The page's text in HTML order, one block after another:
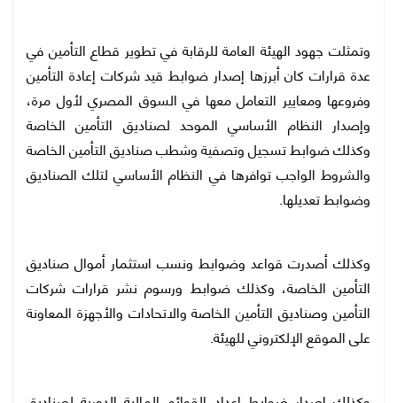
وتمثلت جهود الهيئة العامة للرقابة في تطوير قطاع التأمين في
عدة قرارات كان أبرزها إصدار ضوابط قيد شركات إعادة التأمين
وفروعها ومعايير التعامل معها في السوق المصري لأول مرة،
وإصدار النظام الأساسي الموحد لصناديق التأمين الخاصة
وكذلك ضوابط تسجيل وتصفية وشطب صناديق التأمين الخاصة
والشروط الواجب توافرها في النظام الأساسي لتلك الصناديق
وضوابط تعديلها.
وكذلك أصدرت قواعد وضوابط ونسب استثمار أموال صناديق
التأمين الخاصة، وكذلك ضوابط ورسوم نشر قرارات شركات
التأمين وصناديق التأمين الخاصة والاتحادات والأجهزة المعاونة
على الموقع الإلكتروني للهيئة.